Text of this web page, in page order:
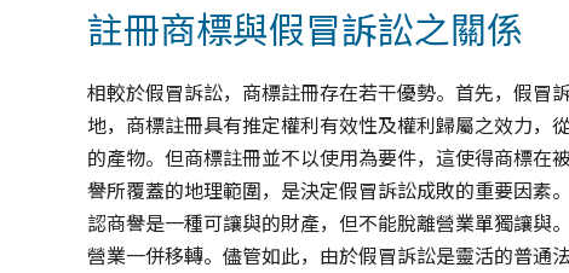
註冊商標與假冒訴訟之關係
相較於假冒訴訟，商標註冊存在若干優勢。首先，假冒
地，商標註冊具有推定權利有效性及權利歸屬之效力，
的產物。但商標註冊並不以使用為要件，這使得商標在
譽所覆蓋的地理範圍，是決定假冒訴訟成敗的重要因素
認商譽是一種可讓與的財產，但不能脫離營業單獨讓與
營業一併移轉。儘管如此，由於假冒訴訟是靈活的普通